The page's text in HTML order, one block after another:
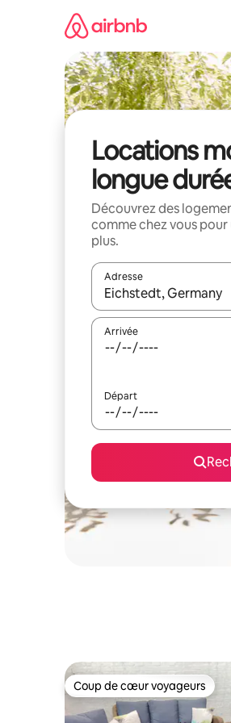
Locations
longue
Découvrez des
comme chez vous
plus.
Adresse
Lorsque les résultats
Arrivée
Départ
Coup de cœur voyageurs
Coup de cœur voyageurs